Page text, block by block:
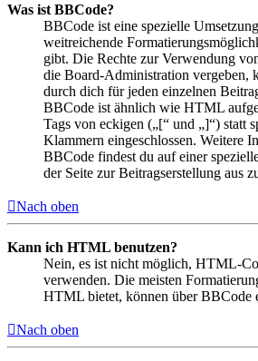
Was ist BBCode?
BBCode ist eine spezielle
weitreichende
gibt. Die Rechte zur Verwendung
die Board-Administration vergeben,
durch dich für jeden einzelnen
BBCode ist ähnlich wie HTML
Tags von eckigen („[“ und „]“) statt
Klammern eingeschlossen. Weitere
BBCode findest du auf einer
der Seite zur Beitragserstellung aus
Nach oben
Kann ich HTML benutzen?
Nein, es ist nicht möglich, HTML-
verwenden. Die meisten
HTML bietet, können über BBCode
Nach oben